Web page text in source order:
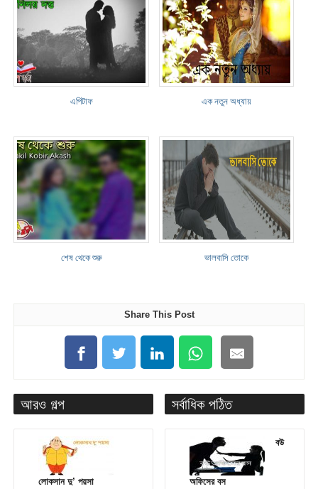
এপিটাফ এক নতুন অধ্যায়
শেষ থেকে শুরু ভালবাসি তোকে
Share This Post
আরও গল্প
লোকসান দু’ পয়সা
সর্বাধিক পঠিত
বউ
অফিসের বস